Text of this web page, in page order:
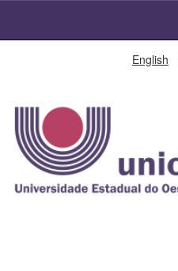
English